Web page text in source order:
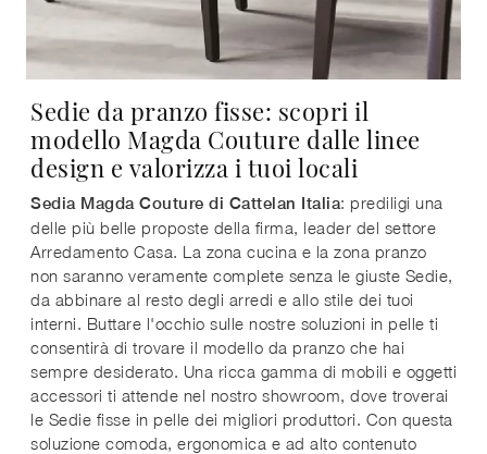
Sedie da pranzo fisse: scopri il
modello Magda Couture dalle linee
design e valorizza i tuoi locali
Sedia Magda Couture di Cattelan Italia: prediligi una
delle più belle proposte della firma, leader del settore
Arredamento Casa. La zona cucina e la zona pranzo
non saranno veramente complete senza le giuste Sedie,
da abbinare al resto degli arredi e allo stile dei tuoi
interni. Buttare l'occhio sulle nostre soluzioni in pelle ti
consentirà di trovare il modello da pranzo che hai
sempre desiderato. Una ricca gamma di mobili e oggetti
accessori ti attende nel nostro showroom, dove troverai
le Sedie fisse in pelle dei migliori produttori. Con questa
soluzione comoda, ergonomica e ad alto contenuto